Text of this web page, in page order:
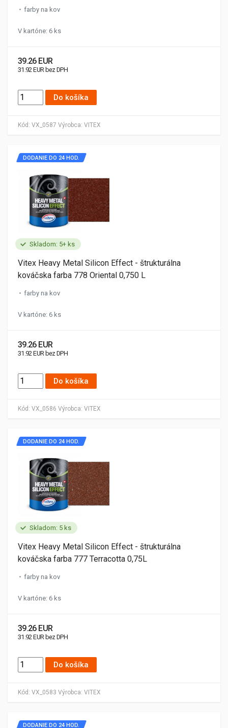
Kód: VX_0587 Výrobca: VITEX
farby na kov
V kartóne: 6 ks
39.26 EUR
31.92 EUR bez DPH
Do košíka
Skladom: 5+ ks
Kód: VX_0586 Výrobca: VITEX
DODANIE DO 24 HOD.
Vitex Heavy Metal Silicon Effect - štrukturálna
kováčska farba 778 Oriental 0,750 L
farby na kov
V kartóne: 6 ks
39.26 EUR
31.92 EUR bez DPH
Do košíka
Skladom: 5 ks
Kód: VX_0583 Výrobca: VITEX
DODANIE DO 24 HOD.
Vitex Heavy Metal Silicon Effect - štrukturálna
kováčska farba 777 Terracotta 0,75L
farby na kov
V kartóne: 6 ks
39.26 EUR
31.92 EUR bez DPH
Do košíka
DODANIE DO 24 HOD.